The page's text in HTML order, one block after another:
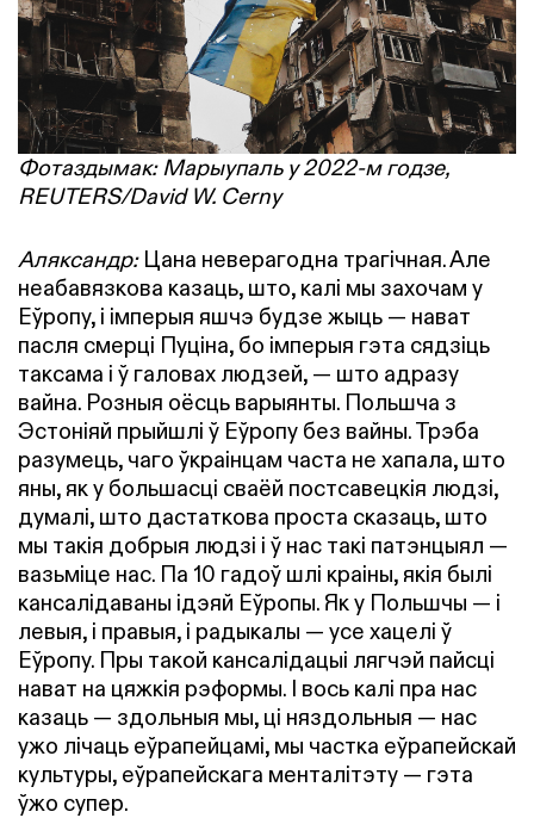
Фотаздымак: Марыупаль у 2022-м годзе,
REUTERS/David W. Cerny
Аляксандр:Цана неверагодна трагічная. Але
неабавязкова казаць, што, калі мы захочам у
Еўропу, і імперыя яшчэ будзе жыць — нават
пасля смерці Пуціна, бо імперыя гэта сядзіць
таксама і ў галовах людзей, — што адразу
вайна. Розныя oёсць варыянты. Польшча з
Эстоніяй прыйшлі ў Еўропу без вайны. Трэба
разумець, чаго ўкраінцам часта не хапала, што
яны, як у большасці сваёй постсавецкія людзі,
думалі, што дастаткова проста сказаць, што
мы такія добрыя людзі і ў нас такі патэнцыял —
вазьміце нас. Па 10 гадоў шлі краіны, якія былі
кансалідаваны ідэяй Еўропы. Як у Польшчы — і
левыя, і правыя, і радыкалы — усе хацелі ў
Еўропу. Пры такой кансалідацыі лягчэй пайсці
нават на цяжкія рэформы. І вось калі пра нас
казаць — здольныя мы, ці няздольныя — нас
ужо лічаць еўрапейцамі, мы частка еўрапейскай
культуры, еўрапейскага менталітэту — гэта
ўжо супер.